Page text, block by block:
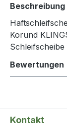
Beschreibung
Korund
Bewertungen
Kontakt